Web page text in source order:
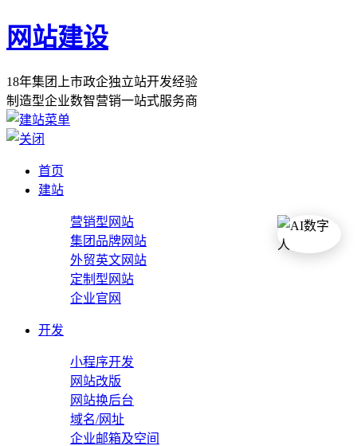
网站建设
18年集团 上市政企独立站开发经验
制 造型企业数智营销一站式服务商
首页
建站
营销型网站
集团品牌网站
外贸英文网站
定制型网站
企业官网
开发
小程序开发
网站改版
网站换后台
域名/网址
企业邮箱及空间